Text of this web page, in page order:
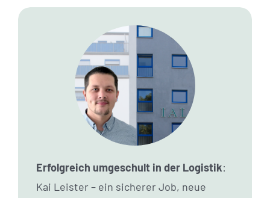
Erfolgreich umgeschult in der Logistik:
Kai Leister – ein sicherer Job, neue